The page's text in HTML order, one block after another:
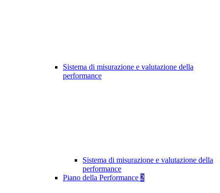
Sistema di misurazione e valutazione della
performance
Sistema di misurazione e valutazione della
performance
Piano della Performance 2